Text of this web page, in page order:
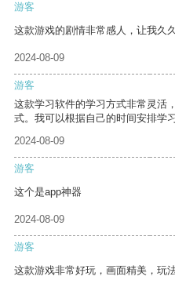
游客
这款游戏的剧情非常感人，让我久
2024-08-09
游客
这款学习软件的学习方式非常灵活
式。我可以根据自己的时间安排学习
2024-08-09
游客
这个是app神器
2024-08-09
游客
这款游戏非常好玩，画面精美，玩法